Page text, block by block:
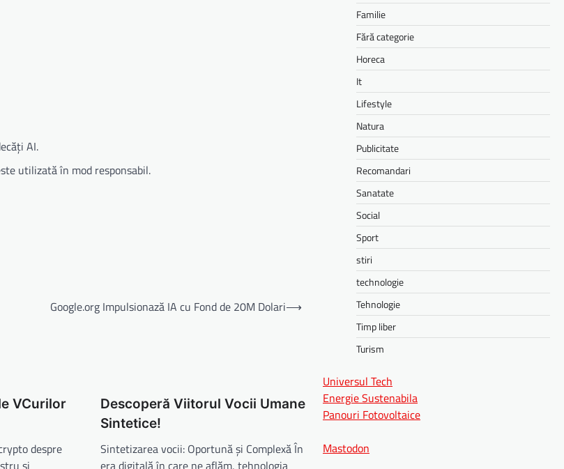
AI.
utilizată în mod responsabil.
Google.org Impulsionază IA cu Fond de 20M Dolari⟶
VCurilor
despre
și
Descoperă Viitorul Vocii Umane
Sintetice!
Sintetizarea vocii: Oportună și Complexă În
era digitală în care ne aflăm, tehnologia
Familie
Fără categorie
Horeca
It
Lifestyle
Natura
Publicitate
Recomandari
Sanatate
Social
Sport
stiri
technologie
Tehnologie
Timp liber
Turism
Universul Tech
Energie Sustenabila
Panouri Fotovoltaice
Mastodon